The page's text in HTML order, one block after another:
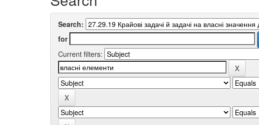
Search:
for
Current filters: